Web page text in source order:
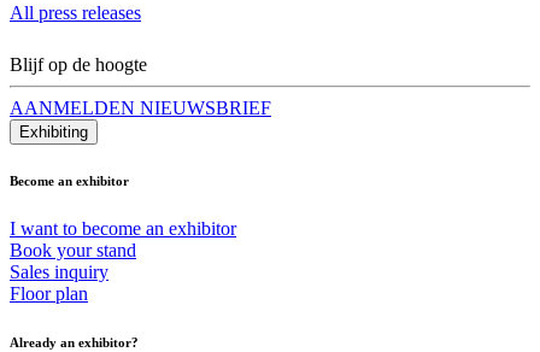
All press releases
Blijf op de hoogte
AANMELDEN NIEUWSBRIEF
Exhibiting
Become an exhibitor
I want to become an exhibitor
Book your stand
Sales inquiry
Floor plan
Already an exhibitor?